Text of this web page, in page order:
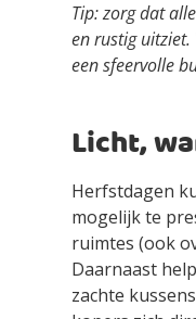
Tip: zorg dat
en rustig
een sfeervolle
Licht,
Herfstdagen
mogelijk te
ruimtes (ook
Daarnaast
zachte